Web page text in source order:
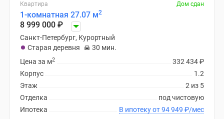
Квартира Дом сдан
1-комнатная 27.07 м2
8 999 000 ₽
Санкт-Петербург, Курортный
Старая деревня
30 мин.
332 434₽
Цена за м2
1.2
Корпус
2 из 5
Этаж
под чистовую
Отделка
В ипотеку от 94 949 ₽/мес
Ипотека